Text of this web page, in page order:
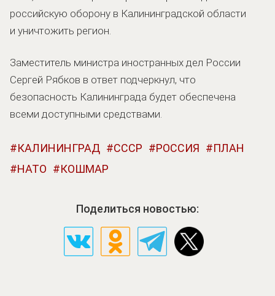
российскую оборону в Калининградской области
и уничтожить регион.
Заместитель министра иностранных дел России
Сергей Рябков в ответ подчеркнул, что
безопасность Калининграда будет обеспечена
всеми доступными средствами.
КАЛИНИНГРАД СССР РОССИЯ
ПЛАН
НАТО
КОШМАР
Поделиться новостью: